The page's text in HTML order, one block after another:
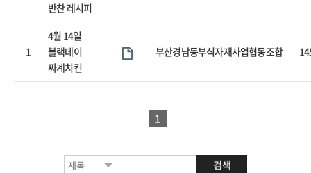
반찬 레시피
1
4월 14일
블랙데이
짜계치킨
부산경남동부식자재사업협동조합
1